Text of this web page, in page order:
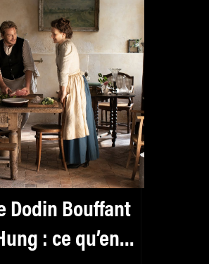
Dodin Bouffant
: ce qu’en